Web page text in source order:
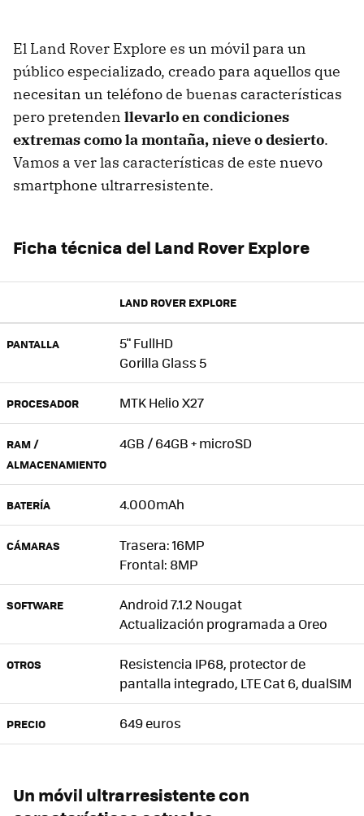
El Land Rover Explore es un móvil para un
público especializado, creado para aquellos que
necesitan un teléfono de buenas características
pero pretenden llevarlo en condiciones
extremas como la montaña, nieve o desierto.
Vamos a ver las características de este nuevo
smartphone ultrarresistente.
Ficha técnica del Land Rover Explore
LAND ROVER EXPLORE
PANTALLA
5" FullHD
Gorilla Glass 5
PROCESADOR MTK Helio X27
RAM /
ALMACENAMIENTO
4GB / 64GB + microSD
BATERÍA 4.000mAh
CÁMARAS
Trasera: 16MP
Frontal: 8MP
SOFTWARE
Android 7.1.2 Nougat
Actualización programada a Oreo
OTROS
Resistencia IP68, protector de
pantalla integrado, LTE Cat 6, dualSIM
PRECIO 649 euros
Un móvil ultrarresistente con